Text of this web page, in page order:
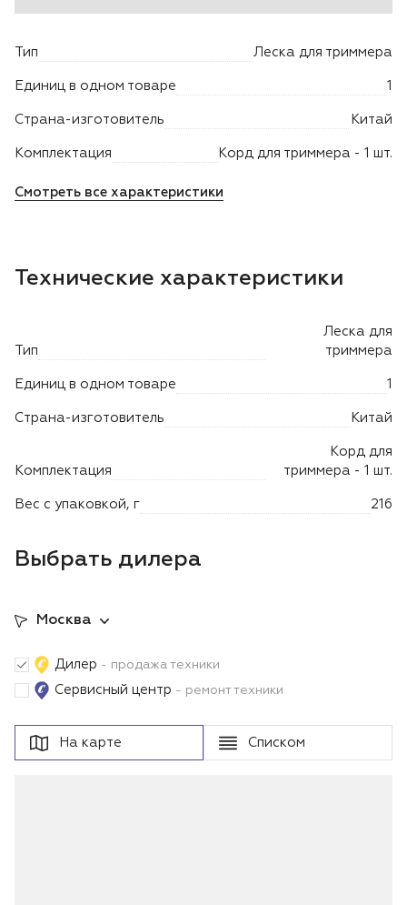
Двигатели
Аксессуары
Снегоотбрасыватели
Садовые ножницы
Станки заточные
Лодочные моторы Toyama
Моющие аппараты
Тип Леска для триммера
Единиц в одном товаре 1
Страна-изготовитель Китай
Комплектация Корд для триммера - 1 шт.
Смотреть все характеристики
Технические характеристики
Тип
Леска для
триммера
Единиц в одном товаре 1
Страна-изготовитель Китай
Комплектация
Корд для
триммера - 1 шт.
Вес с упаковкой, г 216
Выбрать дилера
Москва
Дилер - продажа техники
Сервисный центр - ремонт техники
На карте Списком